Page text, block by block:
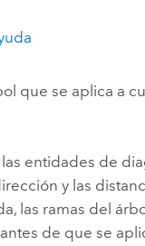
que se aplica a
entidades de
y las
las ramas del
de que se